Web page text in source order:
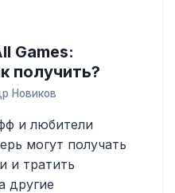
Games:
получить?
Новиков
и любители
могут получать
и тратить
другие